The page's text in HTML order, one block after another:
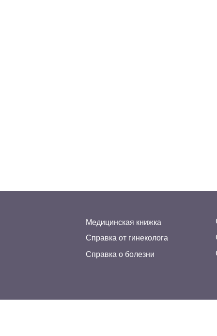
Медицинская книжка
Справка от гинеколога
Справка о болезни